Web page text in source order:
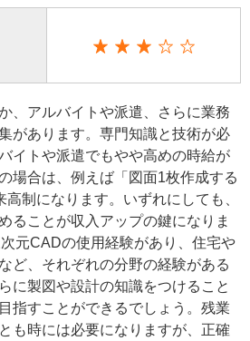
、アルバイトや派遣、さらに業務
があります。専門知識と技術が必
イトや派遣でもやや高めの時給が
場合は、例えば「図面1枚作成する
制になります。いずれにしても、
ることが収入アップの鍵になりま
元CADの使用経験があり、住宅や
ど、それぞれの分野の経験がある
に製図や設計の知識をつけること
指すことができるでしょう。残業
も時には必要になりますが、正確